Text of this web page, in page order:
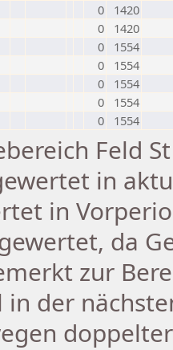
0
1420
0
1420
0
1554
0
1554
0
1554
0
1554
0 1554
Feld
in
in
da
zur
in der